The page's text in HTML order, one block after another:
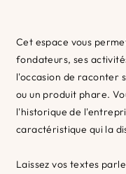
Cet espace vous
fondateurs, ses
l'occasion de raconter
ou un produit phare.
l'historique de
caractéristique qui la
Laissez vos textes